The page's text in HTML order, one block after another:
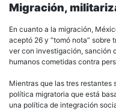
Migración,
En cuanto a la migración,
aceptó 26 y “tomó nota” sobre
ver con investigación, sanción
humanos cometidas contra
Mientras que las tres restantes
política migratoria que está
una política de integración